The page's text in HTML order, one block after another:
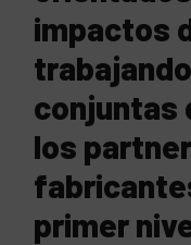
impactos
conjuntas
los
primer